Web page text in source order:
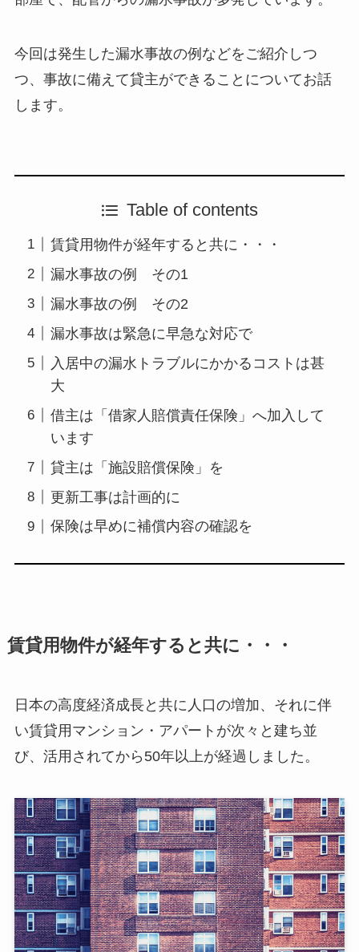
今回は発生した漏水事故の例などをご紹介しつ
つ、事故に備えて貸主ができることについてお話
します。
Table of contents
賃貸用物件が経年すると共に・・・
漏水事故の例 その1
漏水事故の例 その2
漏水事故は緊急に早急な対応で
入居中の漏水トラブルにかかるコストは甚
大
借主は「借家人賠償責任保険」へ加入して
います
貸主は「施設賠償保険」を
更新工事は計画的に
保険は早めに補償内容の確認を
賃貸用物件が経年すると共に・・・
日本の高度経済成長と共に人口の増加、それに伴
い賃貸用マンション・アパートが次々と建ち並
び、活用されてから50年以上が経過しました。